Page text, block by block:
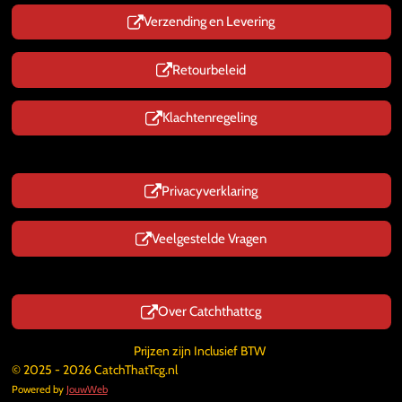
Verzending en Levering
Retourbeleid
Klachtenregeling
Privacyverklaring
Veelgestelde Vragen
Over Catchthattcg
Prijzen zijn Inclusief BTW
© 2025 - 2026 CatchThatTcg.nl
Powered by JouwWeb